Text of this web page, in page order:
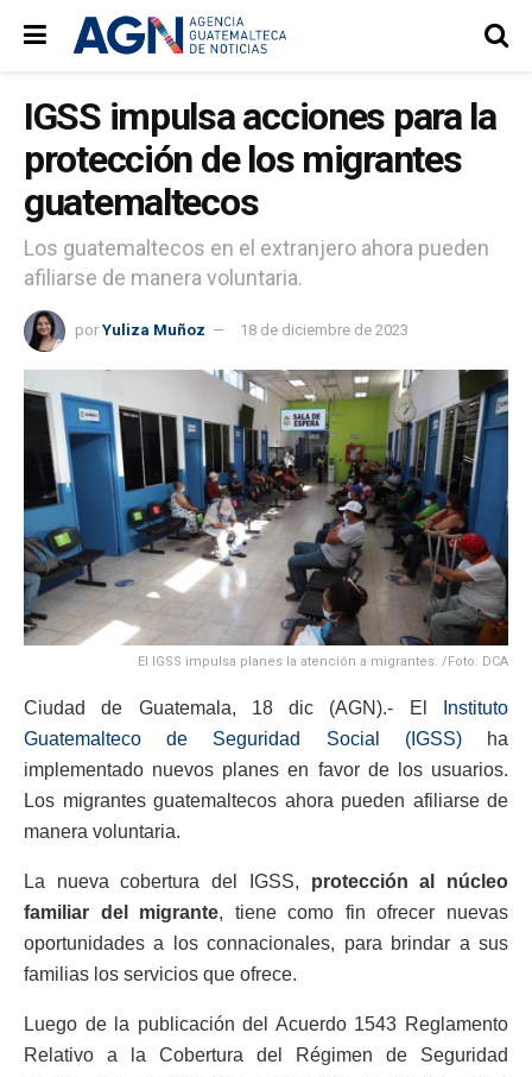
IGSS impulsa acciones para la
protección de los migrantes
guatemaltecos
Los guatemaltecos en el extranjero ahora pueden
afiliarse de manera voluntaria.
por Yuliza Muñoz 18 de diciembre de 2023
El IGSS impulsa planes la atención a migrantes. /Foto: DCA
Ciudad de Guatemala, 18 dic (AGN).- El
Instituto
Guatemalteco de Seguridad Social (IGSS)ha
implementado nuevos planes en favor de los usuarios.
Los migrantes guatemaltecos ahora pueden afiliarse de
manera voluntaria.
La nueva cobertura del IGSS, protección al núcleo
familiar del migrante, tiene como fin ofrecer nuevas
oportunidades a los connacionales, para brindar a sus
familias los servicios que ofrece.
Luego de la publicación del Acuerdo 1543 Reglamento
Relativo a la Cobertura del Régimen de Seguridad